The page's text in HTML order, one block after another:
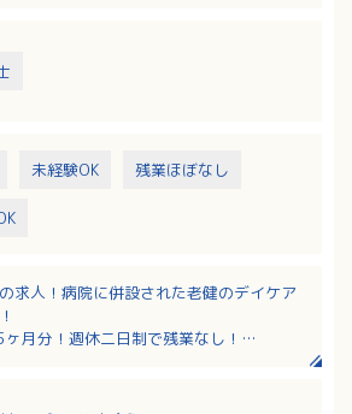
未経験OK 残業ほぼなし
求人！病院に併設された老健のデイケア
ヶ月分！週休二日制で残業なし！
設された施設、安心のバックアップ体制！